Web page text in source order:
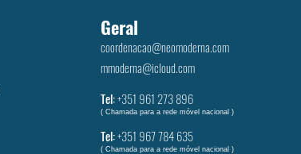
Geral
coordenacao@neomoderna.com
mmoderna@icloud.com
Tel:+351 961 273 896
( Chamada para a rede móvel nacional )
Tel:+351 ‭967 784 635‬
( Chamada para a rede móvel nacional )